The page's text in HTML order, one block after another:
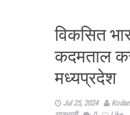
विकसित
कदमताल
मध्यप्रदेश
Jul 25, 2024